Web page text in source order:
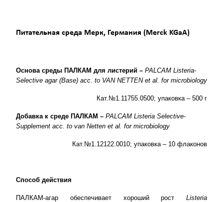
Питательная среда Мерк, Германия (Merck KGaA)
Основа среды ПАЛКАМ для листерий – PALCAM Listeria-
Selective agar(Base) acc. to VAN NETTEN et al. for microbiology
Кат.№1.11755.0500; упаковка – 500 г
Добавка к среде ПАЛКАМ – PALCAM Listeria Selective-
Supplement acc. to van Netten et al. for microbiology
Кат.№1.12122.0010; упаковка – 10 флаконов
Способ действия
ПАЛКАМ-агар обеспечивает хороший рост Listeria